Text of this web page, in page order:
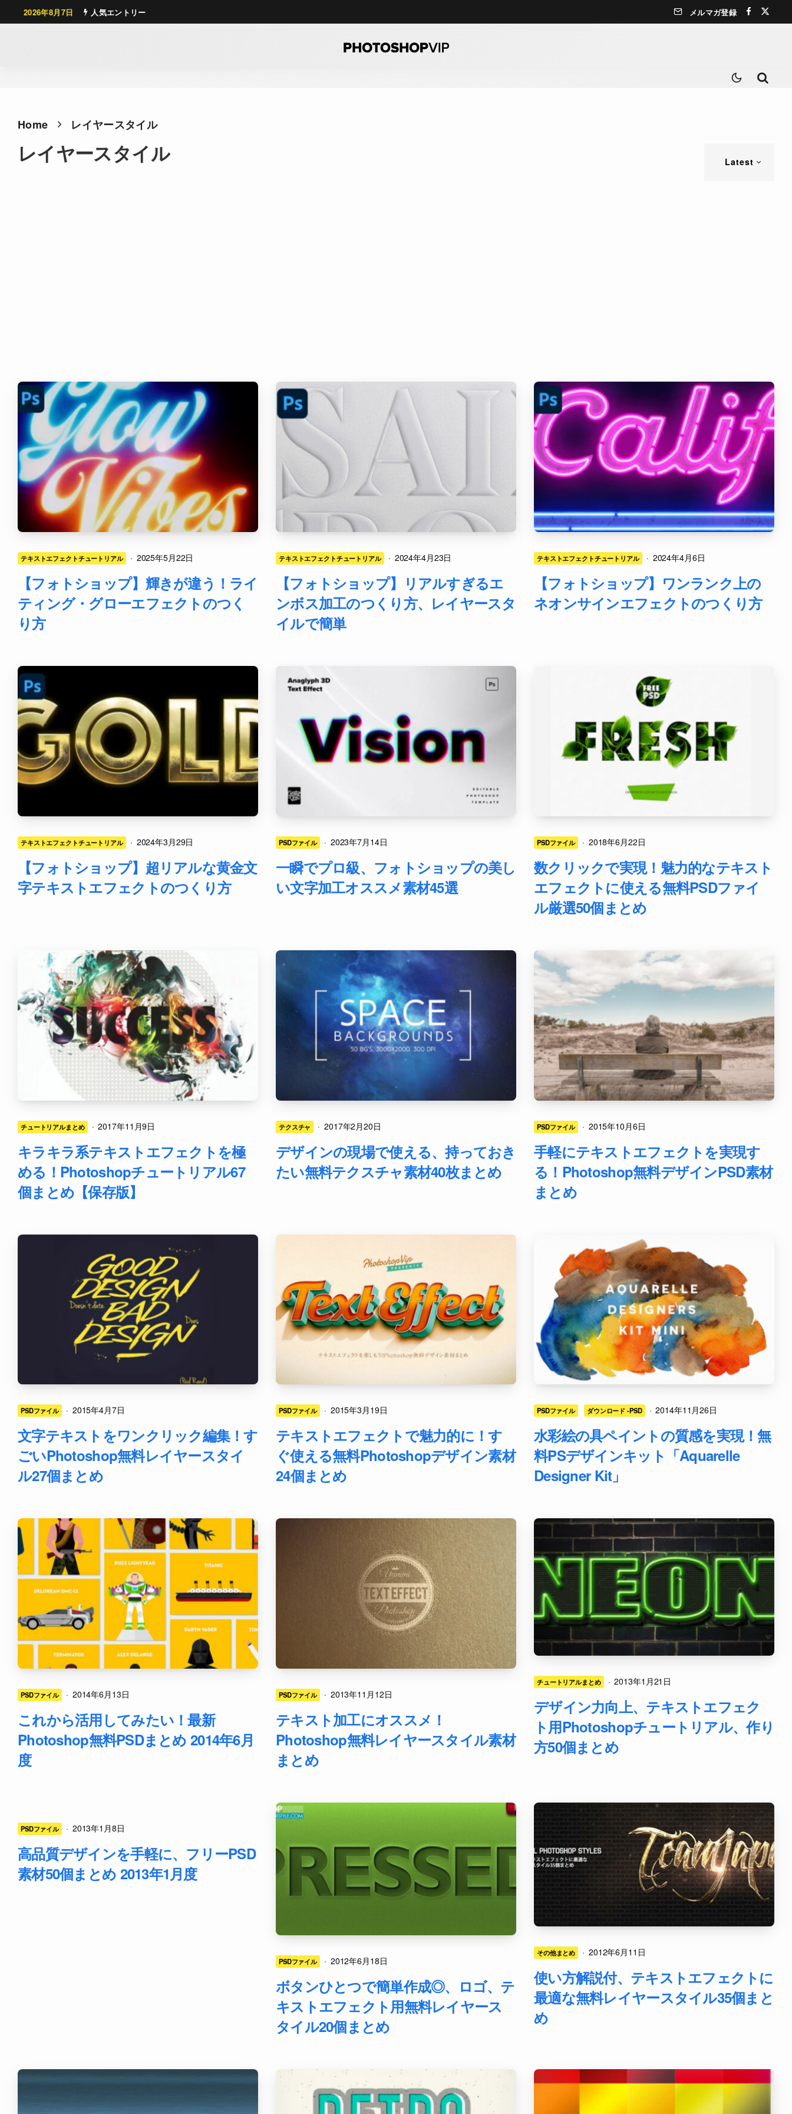
2026年8月7日 人気エントリー メルマガ登録
Home レイヤースタイル
Latest
レイヤースタイル
テキストエフェクトチュートリアル · 2025年5月22日
【フォトショップ】輝きが違う！ライ
ティング・グローエフェクトのつく
り方
テキストエフェクトチュートリアル · 2024年4月23日
【フォトショップ】リアルすぎるエ
ンボス加工のつくり方、レイヤースタ
イルで簡単
テキストエフェクトチュートリアル · 2024年4月6日
【フォトショップ】ワンランク上の
ネオンサインエフェクトのつくり方
テキストエフェクトチュートリアル · 2024年3月29日
【フォトショップ】超リアルな黄金文
字テキストエフェクトのつくり方
PSDファイル · 2023年7月14日
一瞬でプロ級、フォトショップの美し
い文字加工オススメ素材45選
PSDファイル · 2018年6月22日
数クリックで実現！魅力的なテキスト
エフェクトに使える無料PSDファイ
ル厳選50個まとめ
チュートリアルまとめ · 2017年11月9日
キラキラ系テキストエフェクトを極
める！Photoshopチュートリアル67
個まとめ【保存版】
テクスチャ · 2017年2月20日
デザインの現場で使える、持っておき
たい無料テクスチャ素材40枚まとめ
PSDファイル · 2015年10月6日
手軽にテキストエフェクトを実現す
る！Photoshop無料デザインPSD素材
まとめ
PSDファイル · 2015年4月7日
文字テキストをワンクリック編集！す
ごいPhotoshop無料レイヤースタイ
ル27個まとめ
PSDファイル · 2015年3月19日
テキストエフェクトで魅力的に！す
ぐ使える無料Photoshopデザイン素材
24個まとめ
PSDファイル ダウンロード -PSD · 2014年11月26日
水彩絵の具ペイントの質感を実現！無
料PSデザインキット「Aquarelle
Designer Kit」
PSDファイル · 2014年6月13日
これから活用してみたい！最新
Photoshop無料PSDまとめ 2014年6月
度
PSDファイル · 2013年11月12日
テキスト加工にオススメ！
Photoshop無料レイヤースタイル素材
まとめ
チュートリアルまとめ · 2013年1月21日
デザイン力向上、テキストエフェク
ト用Photoshopチュートリアル、作り
方50個まとめ
PSDファイル · 2013年1月8日
高品質デザインを手軽に、フリーPSD
素材50個まとめ 2013年1月度
PSDファイル · 2012年6月18日
ボタンひとつで簡単作成◎、ロゴ、テ
キストエフェクト用無料レイヤース
タイル20個まとめ
その他まとめ · 2012年6月11日
使い方解説付、テキストエフェクトに
最適な無料レイヤースタイル35個まと
め